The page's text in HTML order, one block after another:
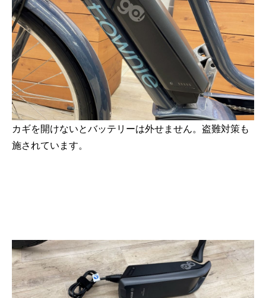
カギを開けないとバッテリーは外せません。盗難対策も
施されています。